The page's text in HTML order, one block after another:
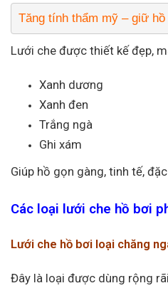
Tăng tính thẩm mỹ – giữ
Lưới che được thiết kế đẹp,
Xanh dương
Xanh đen
Trắng ngà
Ghi xám
Giúp hồ gọn gàng, tinh tế,
Các loại lưới che hồ bơi
Lưới che hồ bơi loại chăng
Đây là loại được dùng rộng